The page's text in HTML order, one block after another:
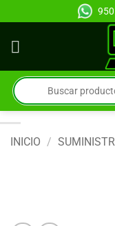
al
contenido
Búsqueda
de
productos
INICIO /